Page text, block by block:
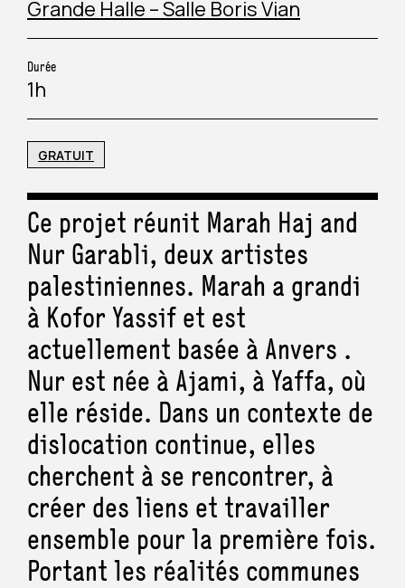
Grande Halle – Salle Boris Vian
Durée
1h
GRATUIT
Ce projet réunit Marah Haj and
Nur Garabli, deux artistes
palestiniennes. Marah a grandi
à Kofor Yassif et est
actuellement basée à Anvers .
Nur est née à Ajami, à Yaffa, où
elle réside. Dans un contexte de
dislocation continue, elles
cherchent à se rencontrer, à
créer des liens et travailler
ensemble pour la première fois.
Portant les réalités communes